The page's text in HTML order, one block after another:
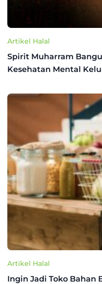
Artikel Halal
Spirit Muharram
Kesehatan Mental
Artikel Halal
Ingin Jadi Toko Bahan